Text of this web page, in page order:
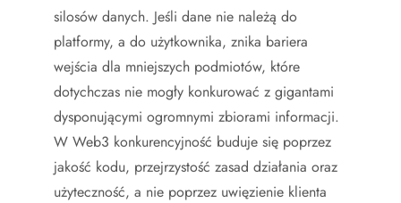
silosów danych. Jeśli dane nie należą do
platformy, a do użytkownika, znika bariera
wejścia dla mniejszych podmiotów, które
dotychczas nie mogły konkurować z gigantami
dysponującymi ogromnymi zbiorami informacji.
W Web3 konkurencyjność buduje się poprzez
jakość kodu, przejrzystość zasad działania oraz
użyteczność, a nie poprzez uwięzienie klienta